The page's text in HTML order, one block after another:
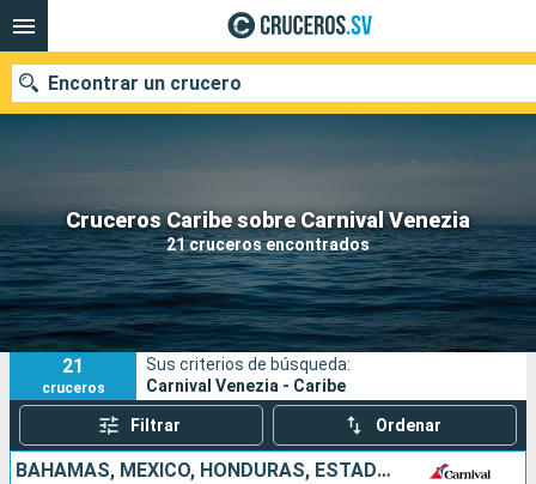
Cruceros Caribe sobre Carnival Venezia
21 cruceros encontrados
Encontrar un crucero
Nuestros destinos
Fecha de salida
Puertos Compañías
Buscar
21
cruceros
Sus criterios de búsqueda:
Carnival Venezia - Caribe
Filtrar Ordenar
BAHAMAS, MÉXICO, HONDURAS, ESTADOS UNIDOS